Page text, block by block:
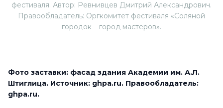
фестиваля. Автор: Ревнивцев Дмитрий Александрович.
Правообладатель: Оргкомитет фестиваля «Соляной
городок – город мастеров».
Фото заставки: фасад здания Академии им. А.Л.
Штиглица. Источник: ghpa.ru. Правообладатель:
ghpa.ru.